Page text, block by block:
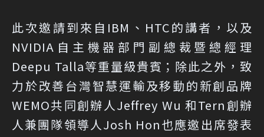
此次邀請到來自IBM、HTC的講者，以及
NVIDIA自主機器部門副總裁暨總經理
Deepu Talla等重量級貴賓；除此之外，致
力於改善台灣智慧運輸及移動的新創品牌
WEMO共同創辦人Jeffrey Wu 和Tern創辦
人兼團隊領導人Josh Hon也應邀出席發表